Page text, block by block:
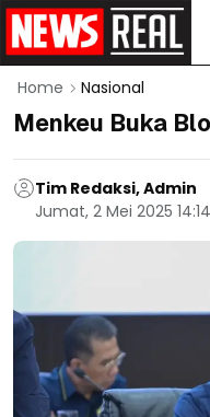
Home Nasional
Menkeu Buka
Tim Redaksi, Admin
Jumat, 2 Mei 2025